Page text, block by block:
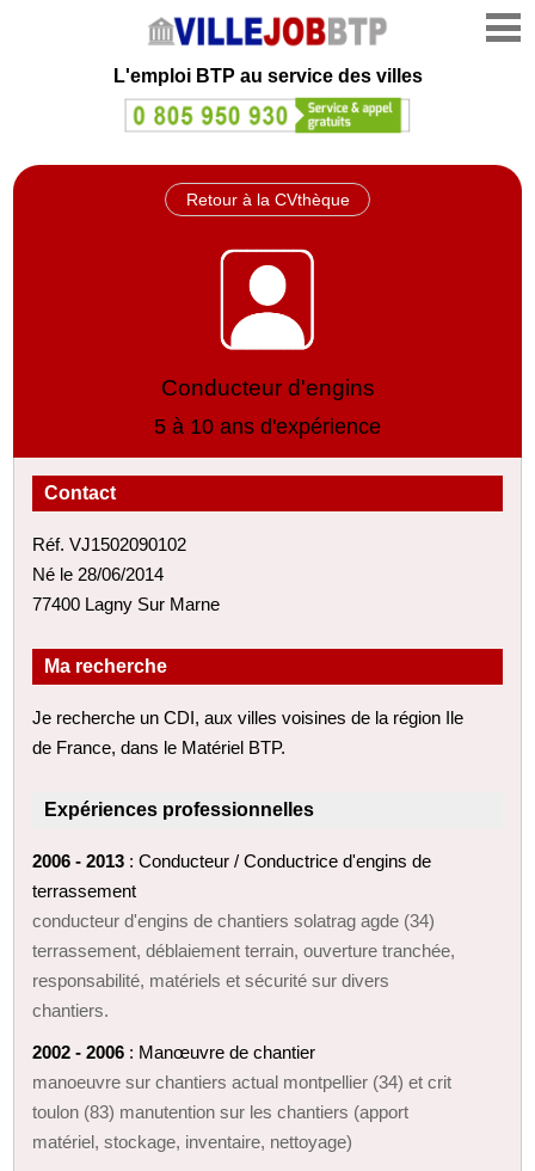
L'emploi BTP au service des villes
Retour à la CVthèque
Conducteur d'engins
5 à 10 ans d'expérience
Contact
Réf. VJ1502090102
Né le 28/06/2014
77400 Lagny Sur Marne
Ma recherche
Je recherche un CDI, aux villes voisines de la région Ile
de France, dans le Matériel BTP.
Expériences professionnelles
2006 - 2013 : Conducteur / Conductrice d'engins de
terrassement
conducteur d'engins de chantiers solatrag agde (34)
terrassement, déblaiement terrain, ouverture tranchée,
responsabilité, matériels et sécurité sur divers
chantiers.
2002 - 2006 : Manœuvre de chantier
manoeuvre sur chantiers actual montpellier (34) et crit
toulon (83) manutention sur les chantiers (apport
matériel, stockage, inventaire, nettoyage)